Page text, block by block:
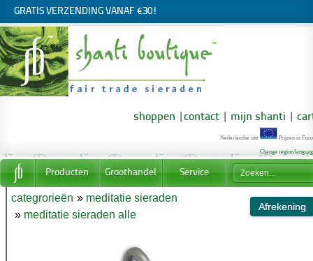
GRATIS VERZENDING VANAF €30!
shoppen contact mijn shanti
Nederlandse site Prijzen in
Change region/
Producten Groothandel Service
categrorieën » meditatie sieraden
» meditatie sieraden alle